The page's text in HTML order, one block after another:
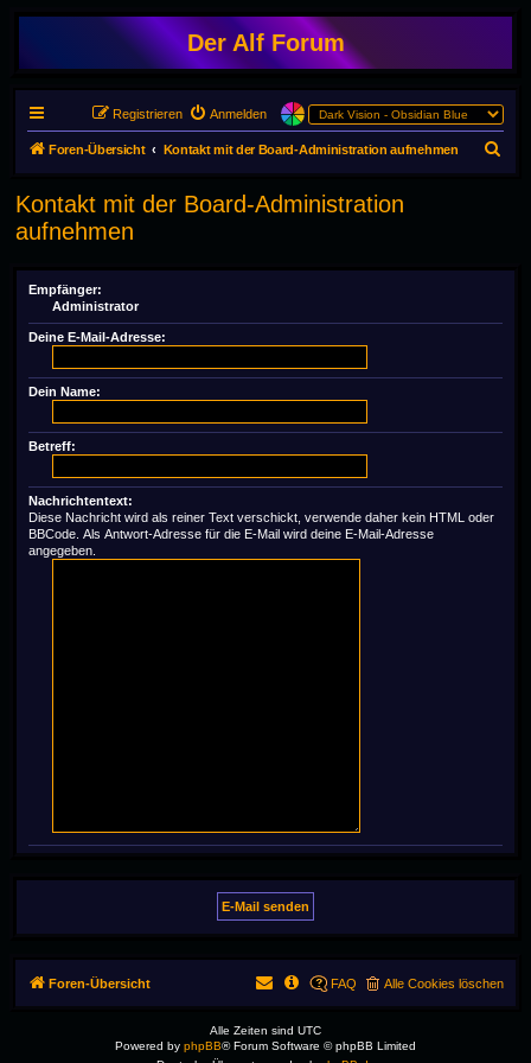
Der Alf Forum
Anmelden
Registrieren
Foren-Übersicht Kontakt mit der Board-Administration aufnehmen
u
Kontakt mit der Board-Administration
aufnehmen
Empfänger:
Administrator
Deine E-Mail-Adresse:
Dein Name:
Betreff:
Nachrichtentext:
Diese Nachricht wird als reiner Text verschickt, verwende daher kein HTML oder
BBCode. Als Antwort-Adresse für die E-Mail wird deine E-Mail-Adresse
angegeben.
Foren-Übersicht Alle Cookies löschen
FAQ
Alle Zeiten sind UTC
Powered by phpBB® Forum Software © phpBB Limited